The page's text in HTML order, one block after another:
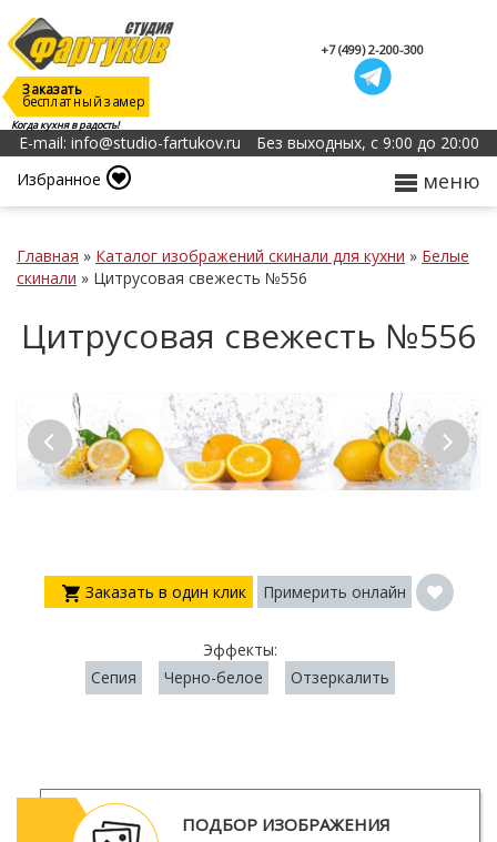
Когда кухня в радость!
Заказать
бесплатный замер
+7 (499) 2-200-300
E-mail: info@studio-fartukov.ru
Без выходных, с 9:00 до 20:00
Избранное
меню
Главная » Каталог изображений скинали для кухни » Белые
скинали » Цитрусовая свежесть №556
Цитрусовая свежесть №556
Заказать в один клик Примерить онлайн
Эффекты:
Сепия
Черно-белое Отзеркалить
ПОДБОР ИЗОБРАЖЕНИЯ